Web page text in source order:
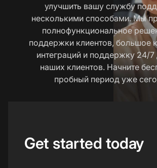
улучшить вашу службу
несколькими способами. Мы
полнофункциональное
поддержки клиентов, большое
интеграций и поддержку 24/7
наших клиентов. Начните
пробный период уже
Get started today